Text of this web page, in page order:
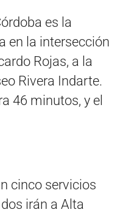
es la
en la intersección
Rojas, a la
Rivera Indarte.
46 minutos, y el
cinco servicios
irán a Alta